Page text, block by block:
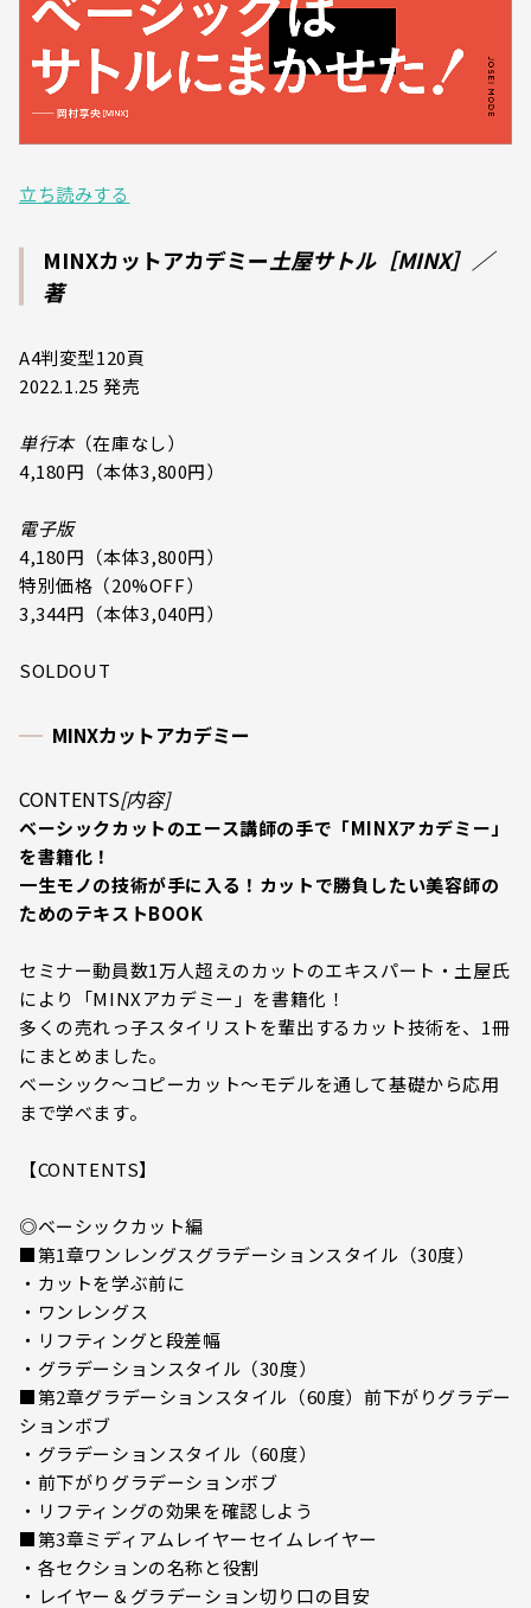
立ち読みする
MINXカットアカデミー土屋サトル［MINX］／
著
A4判変型120頁
2022.1.25 発売
単行本（在庫なし）
4,180円（本体3,800円）
電子版
4,180円（本体3,800円）
特別価格（20%OFF）
3,344円（本体3,040円）
SOLDOUT
MINXカットアカデミー
CONTENTS[内容]
ベーシックカットのエース講師の手で「MINXアカデミー」
を書籍化！
一生モノの技術が手に入る！カットで勝負したい美容師の
ためのテキストBOOK
セミナー動員数1万人超えのカットのエキスパート・土屋氏
により「MINXアカデミー」を書籍化！
多くの売れっ子スタイリストを輩出するカット技術を、1冊
にまとめました。
ベーシック～コピーカット～モデルを通して基礎から応用
まで学べます。
【CONTENTS】
◎ベーシックカット編
■第1章ワンレングスグラデーションスタイル（30度）
・カットを学ぶ前に
・ワンレングス
・リフティングと段差幅
・グラデーションスタイル（30度）
■第2章グラデーションスタイル（60度）前下がりグラデー
ションボブ
・グラデーションスタイル（60度）
・前下がりグラデーションボブ
・リフティングの効果を確認しよう
■第3章ミディアムレイヤーセイムレイヤー
・各セクションの名称と役割
・レイヤー＆グラデーション切り口の目安